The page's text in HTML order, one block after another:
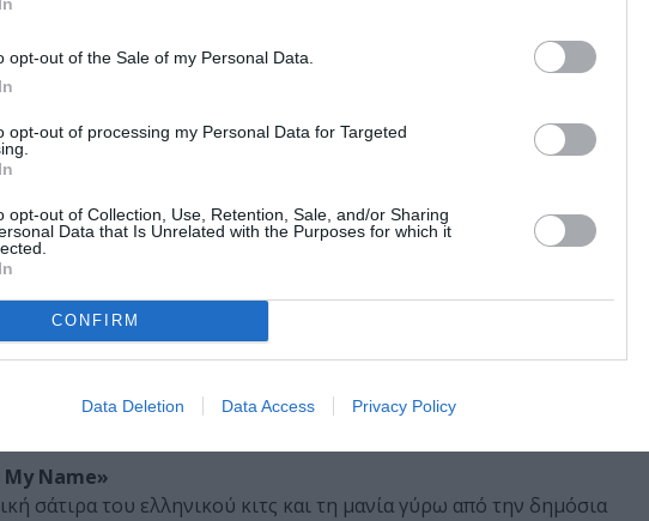
opt-out of the Sale of my Personal Data.
opt-out of processing my Personal Data for Targeted
opt-out of Collection, Use, Retention, Sale, and/or Sharing
Data that Is Unrelated with the Purposes for which it
CONFIRM
Data Deletion Data Access Privacy Policy
2.500 ευρώ προσφορά της εταιρείας Stefilm.
του Ξέρξη»
και μη δυαδικό σώμα στα όρια της ρευστότητας και αναζητεί
αρχετυπικό αρρενωπό βιομηχανικό περιβάλλον.
ειλικρινής εξομολόγηση ενός ανασφαλούς και
αρρενωπότητας, που όμως μας έκανε και να γελάσουμε με την ψυχή
ευρώ από το Ελληνικό Κέντρο Κινημτογράφου και 1.000 ευρώ από
My Name»
σάτιρα του ελληνικού κιτς και τη μανία γύρω από την δημόσια